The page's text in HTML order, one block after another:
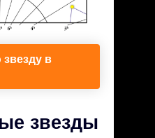
в
звезды